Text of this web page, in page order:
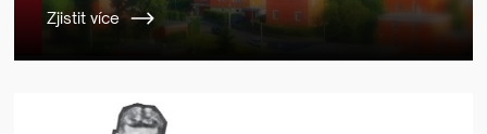
Zjistit více